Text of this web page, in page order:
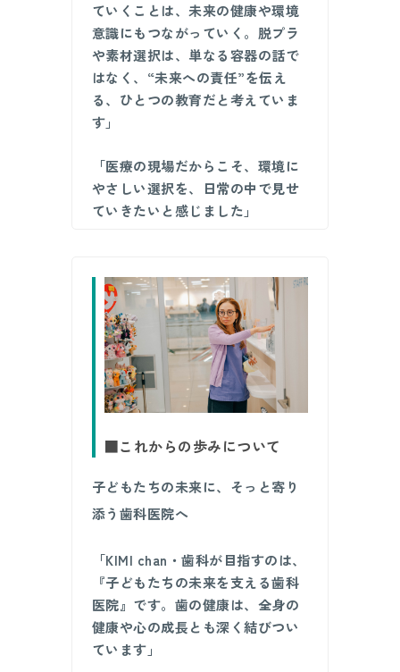
ていくことは、未来の健康や環境
意識にもつながっていく。脱プラ
や素材選択は、単なる容器の話で
はなく、“未来への責任”を伝え
る、ひとつの教育だと考えていま
す」
「医療の現場だからこそ、環境に
やさしい選択を、日常の中で見せ
ていきたいと感じました」
■これからの歩みについて
子どもたちの未来に、そっと寄り
添う歯科医院へ
「KIMI chan・歯科が目指すのは、
『子どもたちの未来を支える歯科
医院』です。歯の健康は、全身の
健康や心の成長とも深く結びつい
ています」